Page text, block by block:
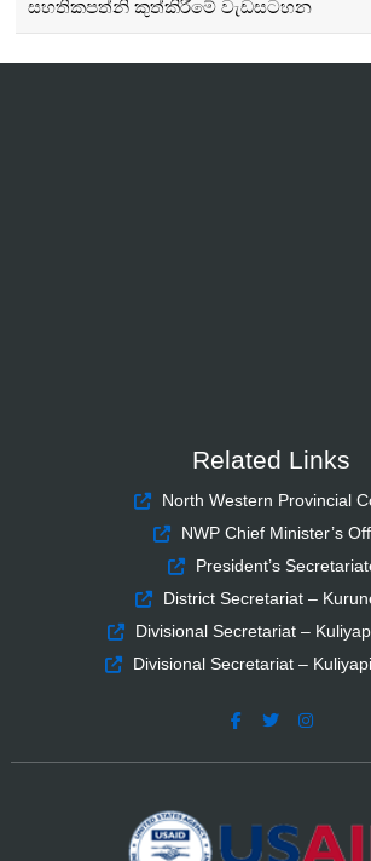
සහතිකපත්නි කුත්කිරීමේ වැඩසටහන
Related Links
North Western Provincial
NWP Chief Minister’s
President’s
District Secretariat –
Divisional Secretariat –
Divisional Secretariat –